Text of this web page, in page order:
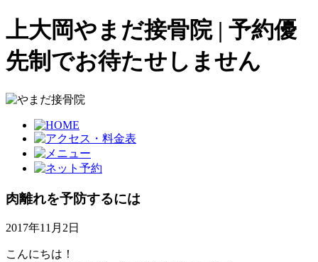
上大岡やまだ接骨院 | 予約優
先制でお待たせしません
肉離れを予防するには
2017年11月2日
こんにちは！